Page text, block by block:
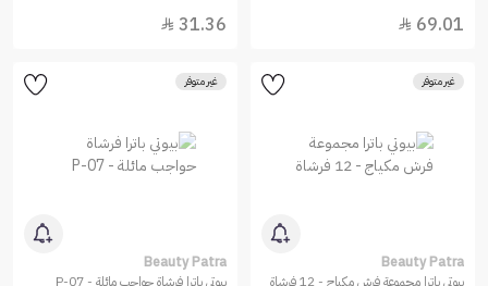
69.01

31.36

غير متوفر
Beauty Patra
بيوتي باترا مجموعة فرش مكياج - 12 فرشاة
غير متوفر
Beauty Patra
بيوتي باترا فرشاة حواجب مائلة - P-07